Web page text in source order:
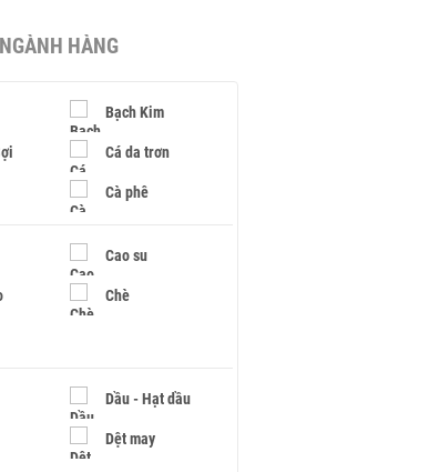
HÀNG
Bạch Kim
Cá da trơn
Cà phê
Cao su
Chè
Dầu - Hạt dầu
Dệt may